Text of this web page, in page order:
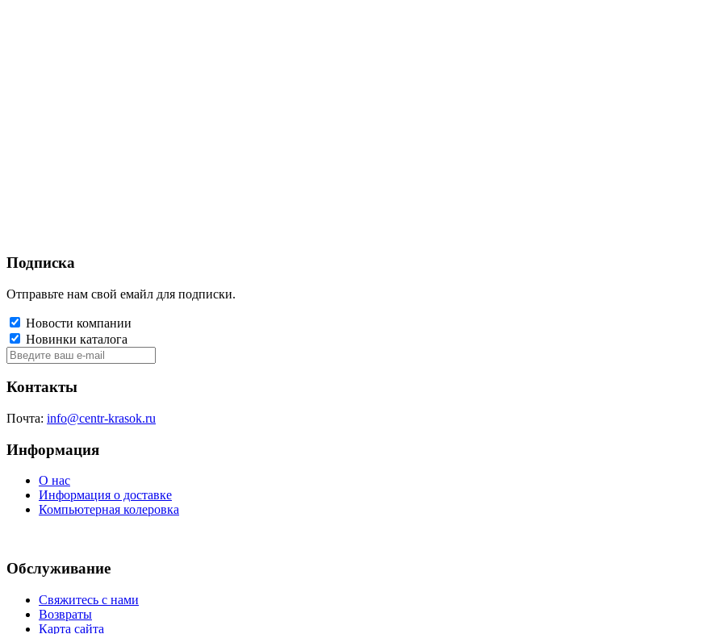
Подписка
Отправьте нам свой емайл для подписки.
Новости компании
Новинки каталога
Контакты
Почта: info@centr-krasok.ru
Информация
О нас
Информация о доставке
Компьютерная колеровка
Обслуживание
Свяжитесь с нами
Возвраты
Карта сайта